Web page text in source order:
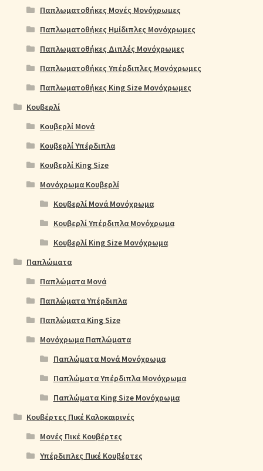
Παπλωματοθήκες Μονές Μονόχρωμες
Παπλωματοθήκες Ημίδιπλες Μονόχρωμες
Παπλωματοθήκες Διπλές Μονόχρωμες
Παπλωματοθήκες Υπέρδιπλες Μονόχρωμες
Παπλωματοθήκες King Size Μονόχρωμες
Κουβερλί
Κουβερλί Μονά
Κουβερλί Υπέρδιπλα
Κουβερλί King Size
Μονόχρωμα Κουβερλί
Κουβερλί Μονά Μονόχρωμα
Κουβερλί Υπέρδιπλα Μονόχρωμα
Κουβερλί King Size Μονόχρωμα
Παπλώματα
Παπλώματα Μονά
Παπλώματα Υπέρδιπλα
Παπλώματα King Size
Μονόχρωμα Παπλώματα
Παπλώματα Μονά Μονόχρωμα
Παπλώματα Υπέρδιπλα Μονόχρωμα
Παπλώματα King Size Μονόχρωμα
Κουβέρτες Πικέ Καλοκαιρινές
Μονές Πικέ Κουβέρτες
Υπέρδιπλες Πικέ Κουβέρτες